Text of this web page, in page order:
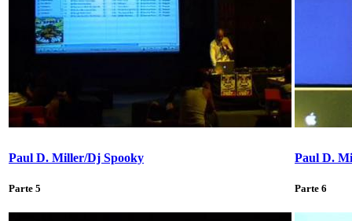
Paul D. Miller/Dj Spooky
Parte 5
Paul D.
Parte 6